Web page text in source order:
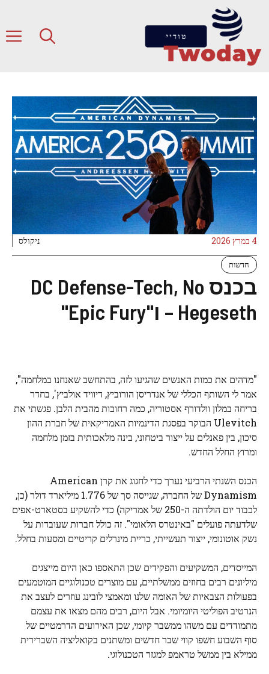
4 במרץ 2026 ניקולס
חדשות
בכנס DC Defense-Tech, No
Hegeseth – ו"Epic Fury"
"מדהים את כמות האנשים שהגיעו לזה, בהתחשב שאנחנו במלחמה",
אמר לי השותף הכללי של אנדריסן הורוביץ, דיוויד אולביץ', בחדר
בריחה במלון וולדורף אסטוריה, כמה רחובות מהבית הלבן. פגשתי את
Ulevitch הבוקר בפסגת הדינמיות האמריקאית של חברת ההון
סיכון, בין פאנלים על ייצור ביטחוני, בינה מלאכותית בזמן מלחמה
ומרוץ החלל החדש.
הכנס השנתי הרביעי נערך כדי לחגוג את קרן American
Dynamism של החברה, שגייסה סך של 1.776 מיליארד דולר (כן,
לכבוד יום הולדתה ה-250 של אמריקה) כדי להשקיע בסטארט-אפים
שלדעתה פועלים "באינטרס הלאומי". זה כולל חברות שעובדות על
נשק אוטונומי, ייצור תעשייתי, כריית מינרלים קריטיים ומסעות בחלל.
המייסדים, המשקיעים והפקידים שכן התאספו כאן היום מייצגים
מיליונים רבים בחוזים ממשלתיים, עם מוצרים טכנולוגיים המוטמעים
בפעולות הצבאיות של האומה שלנו ומאמצי לובינג עוזרים לעצב את
הנרטיב הפוליטי היומיומי. אבל היום, רבים מהם מצאו את עצמם
מתמודדים עם משהו ממשבר קיומי, שכן האירועים הדרמטיים של
סוף השבוע חשפו קווי שבר חדשים ומשתנים בקואליציה השברירית
ממילא בין ממשל טראמפ למגזר הטכנולוגי.